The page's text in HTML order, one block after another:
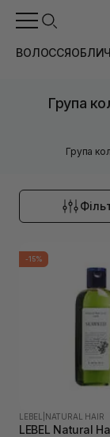
ВОЛОССЯ
Група
Група
-15%
LEBEL NATURAL HAIR
LEBEL Natural